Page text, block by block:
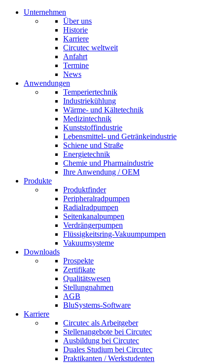
Unternehmen
Über uns
Historie
Karriere
Circutec weltweit
Anfahrt
Termine
News
Anwendungen
Temperiertechnik
Industriekühlung
Wärme- und Kältetechnik
Medizintechnik
Kunststoffindustrie
Lebensmittel- und Getränkeindustrie
Schiene und Straße
Energietechnik
Chemie und Pharmaindustrie
Ihre Anwendung / OEM
Produkte
Produktfinder
Peripheralradpumpen
Radialradpumpen
Seitenkanalpumpen
Verdrängerpumpen
Flüssigkeitsring-Vakuumpumpen
Vakuumsysteme
Downloads
Prospekte
Zertifikate
Qualitätswesen
Stellungnahmen
AGB
BluSystems-Software
Karriere
Circutec als Arbeitgeber
Stellenangebote bei Circutec
Ausbildung bei Circutec
Duales Studium bei Circutec
Praktikanten / Werkstudenten